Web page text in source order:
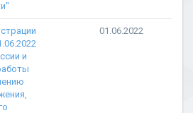
и
01.06.2022